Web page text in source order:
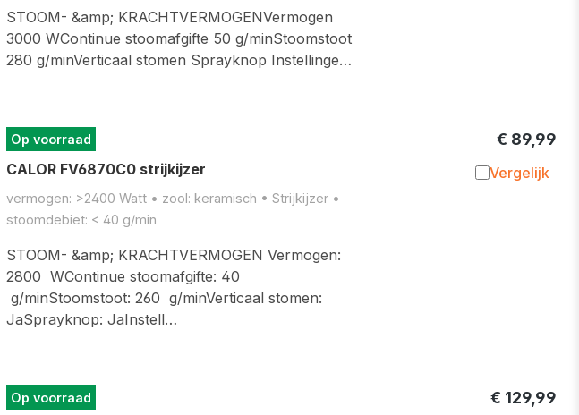
STOOM- &amp; KRACHTVERMOGENVermogen
3000 WContinue stoomafgifte 50 g/minStoomstoot
280 g/minVerticaal stomen Sprayknop Instellinge…
Op voorraad
CALOR FV6870C0 strijkijzer
vermogen: >2400 Watt • zool: keramisch • Strijkijzer •
stoomdebiet: < 40 g/min
STOOM- &amp; KRACHTVERMOGEN Vermogen:
2800 WContinue stoomafgifte: 40
g/minStoomstoot: 260 g/minVerticaal stomen:
JaSprayknop: JaInstell…
€ 89,99
Vergelijk
Op voorraad € 129,99